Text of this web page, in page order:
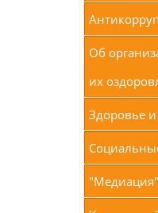
Об
их
Здоровье и
"Медиация"